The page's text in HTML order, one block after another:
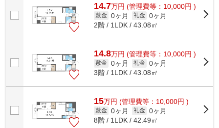
14.7万円 (管理費等：10,000円 )
敷金 0ヶ月 礼金 0ヶ月
2階 / 1LDK / 43.08㎡
14.8万円 (管理費等：10,000円 )
敷金 0ヶ月 礼金 0ヶ月
3階 / 1LDK / 43.08㎡
15万円 (管理費等：10,000円 )
敷金 0ヶ月 礼金 0ヶ月
8階 / 1LDK / 42.49㎡